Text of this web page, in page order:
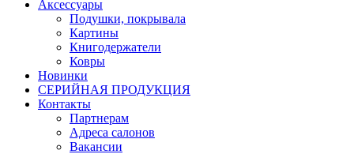
Аксессуары
Подушки, покрывала
Картины
Книгодержатели
Ковры
Новинки
СЕРИЙНАЯ ПРОДУКЦИЯ
Контакты
Партнерам
Адреса салонов
Вакансии